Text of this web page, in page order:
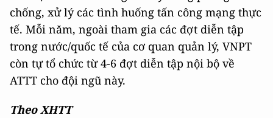
chống, xử lý các tình huống tấn công mạng thực
tế. Mỗi năm, ngoài tham gia các đợt diễn tập
trong nước/quốc tế của cơ quan quản lý, VNPT
còn tự tổ chức từ 4-6 đợt diễn tập nội bộ về
ATTT cho đội ngũ này.
Theo XHTT